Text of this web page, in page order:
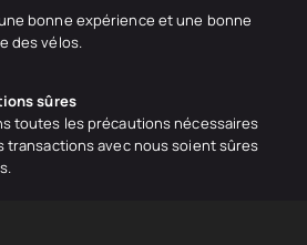
bonne expérience et une bonne
des vélos.
sûres
toutes les précautions nécessaires
transactions avec nous soient sûres